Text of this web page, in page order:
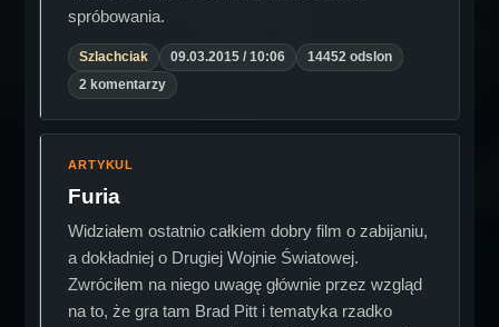
spróbowania.
Szlachciak 09.03.2015 / 10:06
14452 odslon
2 komentarzy
ARTYKUL
Furia
Widziałem ostatnio całkiem dobry film o zabijaniu,
a dokładniej o Drugiej Wojnie Światowej.
Zwróciłem na niego uwagę głównie przez wzgląd
na to, że gra tam Brad Pitt i tematyka rzadko